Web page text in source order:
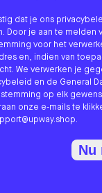
dat je ons
Door je aan te melden
voor het
en, indien van
We verwerken je
en de General
op elk
onze e-mails te
Nu